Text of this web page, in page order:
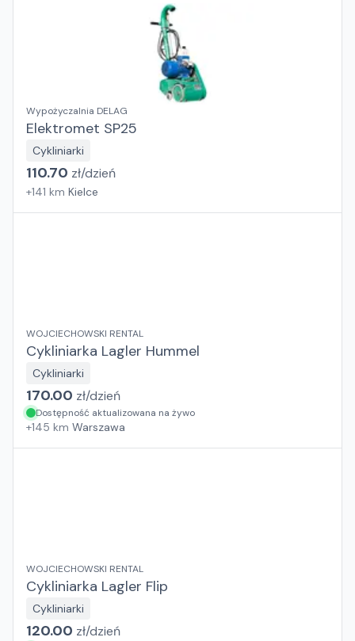
Wypożyczalnia DELAG
Elektromet SP25
Cykliniarki
110.70 zł/dzień
+141 km Kielce
WOJCIECHOWSKI RENTAL
Cykliniarka Lagler Hummel
Cykliniarki
170.00 zł/dzień
Dostępność aktualizowana na żywo
+145 km Warszawa
WOJCIECHOWSKI RENTAL
Cykliniarka Lagler Flip
Cykliniarki
120.00 zł/dzień